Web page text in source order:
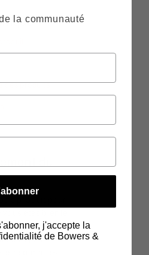
des produits
l'appareil, pour
à jour
parmi les
la communauté
j'accepte la
de Bowers &